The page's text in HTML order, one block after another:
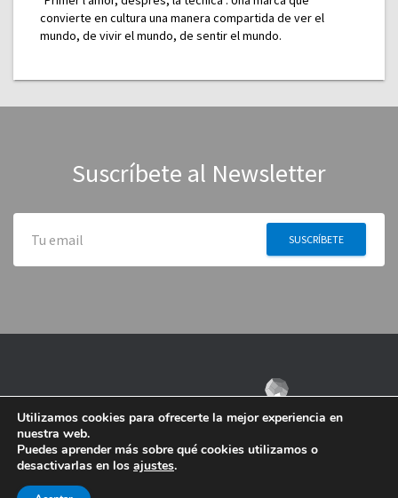
convierte en cultura una manera compartida de ver el
mundo, de vivir el mundo, de sentir el mundo.
Suscríbete al Newsletter
Utilizamos cookies para ofrecerte la mejor experiencia en
nuestra web.
Puedes aprender más sobre qué cookies utilizamos o
desactivarlas en los ajustes.